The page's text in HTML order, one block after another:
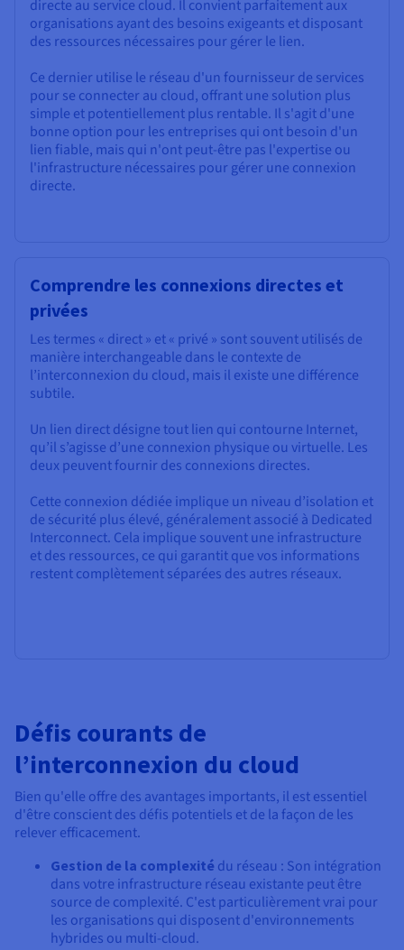
directe au service cloud. Il convient parfaitement aux
organisations ayant des besoins exigeants et disposant
des ressources nécessaires pour gérer le lien.
Ce dernier utilise le réseau d'un fournisseur de services
pour se connecter au cloud, offrant une solution plus
simple et potentiellement plus rentable. Il s'agit d'une
bonne option pour les entreprises qui ont besoin d'un
lien fiable, mais qui n'ont peut-être pas l'expertise ou
l'infrastructure nécessaires pour gérer une connexion
directe.
Comprendre les connexions directes et
privées
Les termes « direct » et « privé » sont souvent utilisés de
manière interchangeable dans le contexte de
l’interconnexion du cloud, mais il existe une différence
subtile.
Un lien direct désigne tout lien qui contourne Internet,
qu’il s’agisse d’une connexion physique ou virtuelle. Les
deux peuvent fournir des connexions directes.
Cette connexion dédiée implique un niveau d’isolation et
de sécurité plus élevé, généralement associé à Dedicated
Interconnect. Cela implique souvent une infrastructure
et des ressources, ce qui garantit que vos informations
restent complètement séparées des autres réseaux.
Défis courants de
l’interconnexion du cloud
Bien qu'elle offre des avantages importants, il est essentiel
d'être conscient des défis potentiels et de la façon de les
relever efficacement.
Gestion de la complexité du réseau : Son intégration
dans votre infrastructure réseau existante peut être
source de complexité. C'est particulièrement vrai pour
les organisations qui disposent d'environnements
hybrides ou multi-cloud.